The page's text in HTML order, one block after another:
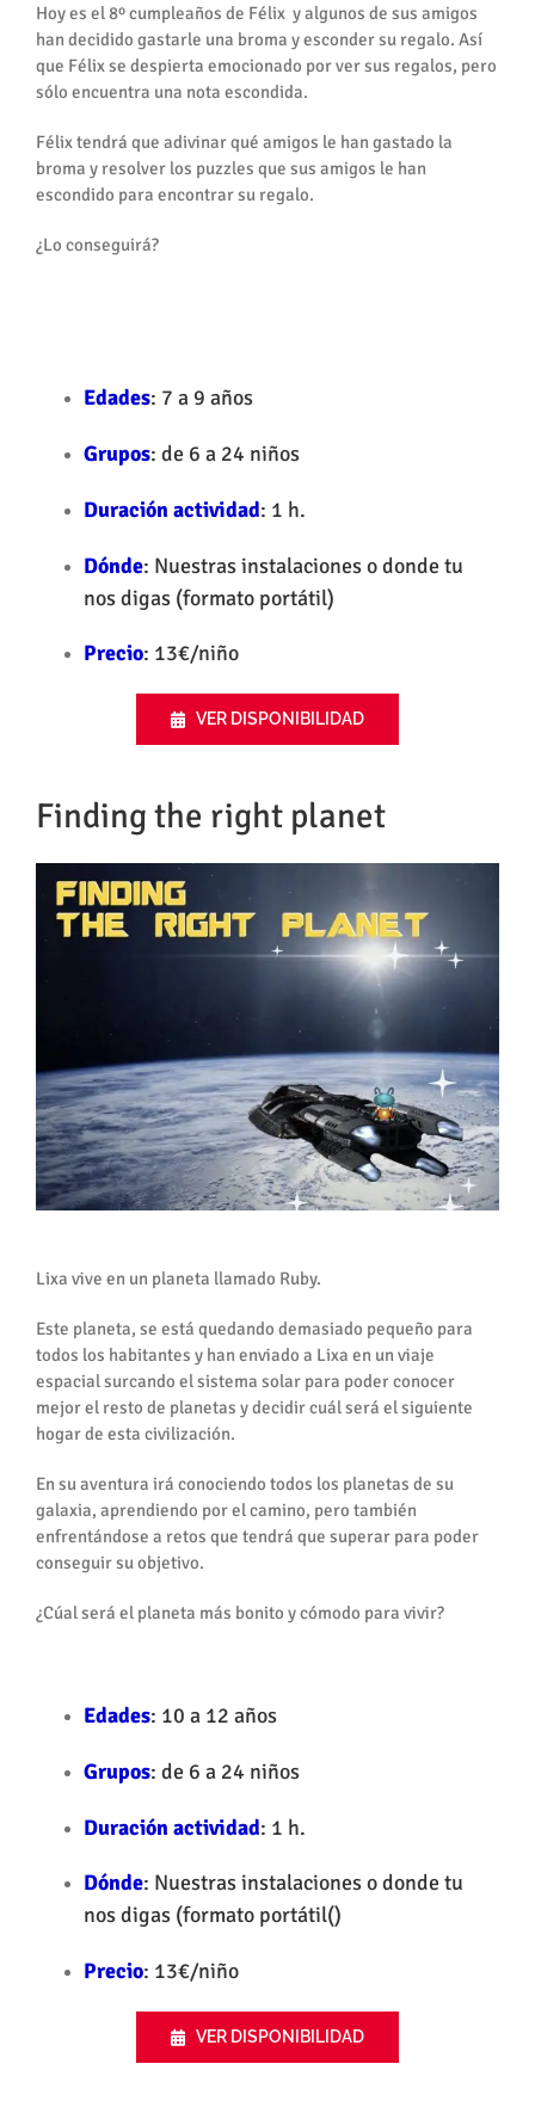
Hoy es el 8º cumpleaños de Félix y algunos de sus amigos
han decidido gastarle una broma y esconder su regalo. Así
que Félix se despierta emocionado por ver sus regalos, pero
sólo encuentra una nota escondida.
Félix tendrá que adivinar qué amigos le han gastado la
broma y resolver los puzzles que sus amigos le han
escondido para encontrar su regalo.
¿Lo conseguirá?
Edades: 7 a 9 años
Grupos: de 6 a 24 niños
Duración actividad: 1 h.
Dónde: Nuestras instalaciones o donde tu
nos digas (formato portátil)
Precio: 13€/niño
VER DISPONIBILIDAD
Finding the right planet
Lixa vive en un planeta llamado Ruby.
Este planeta, se está quedando demasiado pequeño para
todos los habitantes y han enviado a Lixa en un viaje
espacial surcando el sistema solar para poder conocer
mejor el resto de planetas y decidir cuál será el siguiente
hogar de esta civilización.
En su aventura irá conociendo todos los planetas de su
galaxia, aprendiendo por el camino, pero también
enfrentándose a retos que tendrá que superar para poder
conseguir su objetivo.
¿Cúal será el planeta más bonito y cómodo para vivir?
Edades: 10 a 12 años
Grupos: de 6 a 24 niños
Duración actividad: 1 h.
Dónde: Nuestras instalaciones o donde tu
nos digas (formato portátil()
Precio: 13€/niño
VER DISPONIBILIDAD